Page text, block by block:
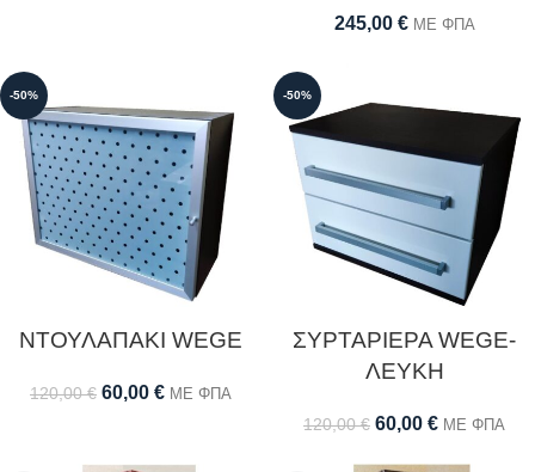
245,00 € ΜΕ ΦΠΑ
-50%
ΝΤΟΥΛΑΠΑΚΙ WEGE
120,00€ 60,00 € ΜΕ ΦΠΑ
-50%
ΣΥΡΤΑΡΙΕΡΑ WEGE-
ΛΕΥΚΗ
120,00€ 60,00 € ΜΕ ΦΠΑ